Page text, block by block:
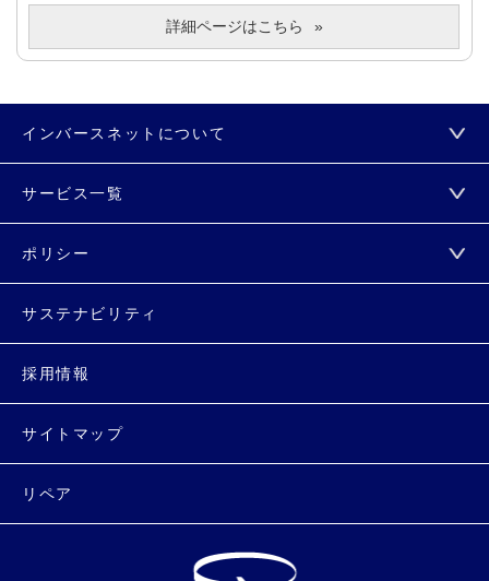
詳細ページはこちら
インバースネットについて
サービス一覧
ポリシー
サステナビリティ
採用情報
サイトマップ
リペア